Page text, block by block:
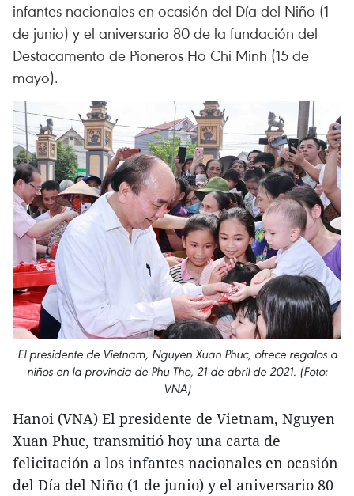
infantes nacionales en ocasión del Día del Niño (1
de junio) y el aniversario 80 de la fundación del
Destacamento de Pioneros Ho Chi Minh (15 de
mayo).
El presidente de Vietnam, Nguyen Xuan Phuc, ofrece regalos a
niños en la provincia de Phu Tho, 21 de abril de 2021. (Foto:
VNA)
Hanoi (VNA) El presidente de Vietnam, Nguyen
Xuan Phuc, transmitió hoy una carta de
felicitación a los infantes nacionales en ocasión
del Día del Niño (1 de junio) y el aniversario 80